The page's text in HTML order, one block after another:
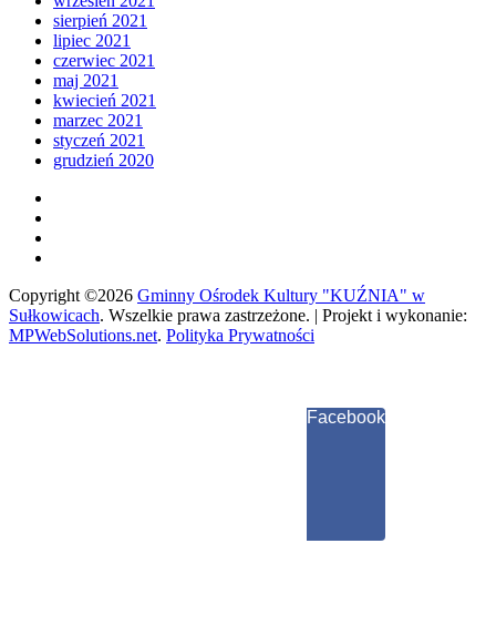
sierpień 2021
lipiec 2021
czerwiec 2021
maj 2021
kwiecień 2021
marzec 2021
styczeń 2021
grudzień 2020
Copyright ©2026 Gminny Ośrodek Kultury "KUŹNIA" w
Sułkowicach. Wszelkie prawa zastrzeżone. | Projekt i wykonanie:
MPWebSolutions.net. Polityka Prywatności
Facebook